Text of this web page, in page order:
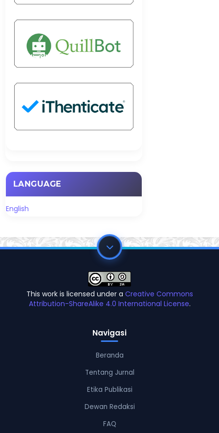
LANGUAGE
English
This work is licensed under a Creative Commons
Attribution-ShareAlike 4.0 International License.
Navigasi
Beranda
Tentang Jurnal
Etika Publikasi
Dewan Redaksi
FAQ